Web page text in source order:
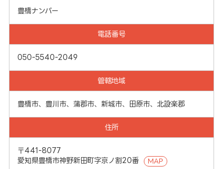
豊橋ナンバー
電話番号
050-5540-2049
管轄地域
豊橋市、豊川市、蒲郡市、新城市、田原市、北設楽郡
住所
〒441-8077
愛知県豊橋市神野新田町字京ノ割20番
MAP